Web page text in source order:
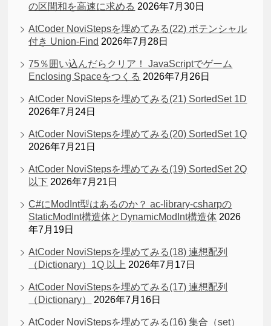
の区間和を高速に求める 2026年7月30日
AtCoder NoviStepsを埋めてみる(22) ポテンシャル
付き Union-Find 2026年7月28日
75％囲い込んだらクリア！ JavaScriptでゲーム
Enclosing Spaceをつくる 2026年7月26日
AtCoder NoviStepsを埋めてみる(21) SortedSet 1D
2026年7月24日
AtCoder NoviStepsを埋めてみる(20) SortedSet 1Q
2026年7月21日
AtCoder NoviStepsを埋めてみる(19) SortedSet 2Q
以下 2026年7月21日
C#にModInt型はあるのか？ ac-library-csharpの
StaticModInt構造体とDynamicModInt構造体 2026
年7月19日
AtCoder NoviStepsを埋めてみる(18) 連想配列
（Dictionary）1Q 以上 2026年7月17日
AtCoder NoviStepsを埋めてみる(17) 連想配列
（Dictionary）
2026年7月16日
AtCoder NoviStepsを埋めてみる(16) 集合（set）